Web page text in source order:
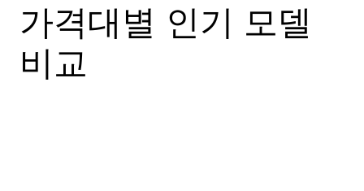
가격대별 인기 모델
비교